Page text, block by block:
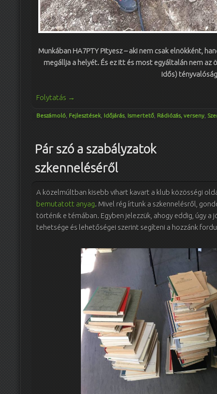
Munkában HA7PTY Pityesz – aki nem csak elnökként,
megállja a helyét. És ez itt és most egyáltalán nem az
idős) tényvalóság
Folytatás →
Beszámoló Fejlesztések Időjárás, Ismertető Rádiózás, verseny
Pár szó a szabályzatok
szkenneléséről
A közelmúltban kisebb vihart kavart a klub közösségi
bemutatott anyag. Mivel rég írtunk a szkennelésről,
történik e témában. Egyben jelezzük, ahogy eddig, úgy a
tehetsége és lehetőségei szerint segíteni a hozzánk